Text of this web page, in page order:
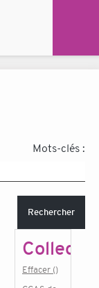
Mots-clés :
Rechercher
Effacer ()